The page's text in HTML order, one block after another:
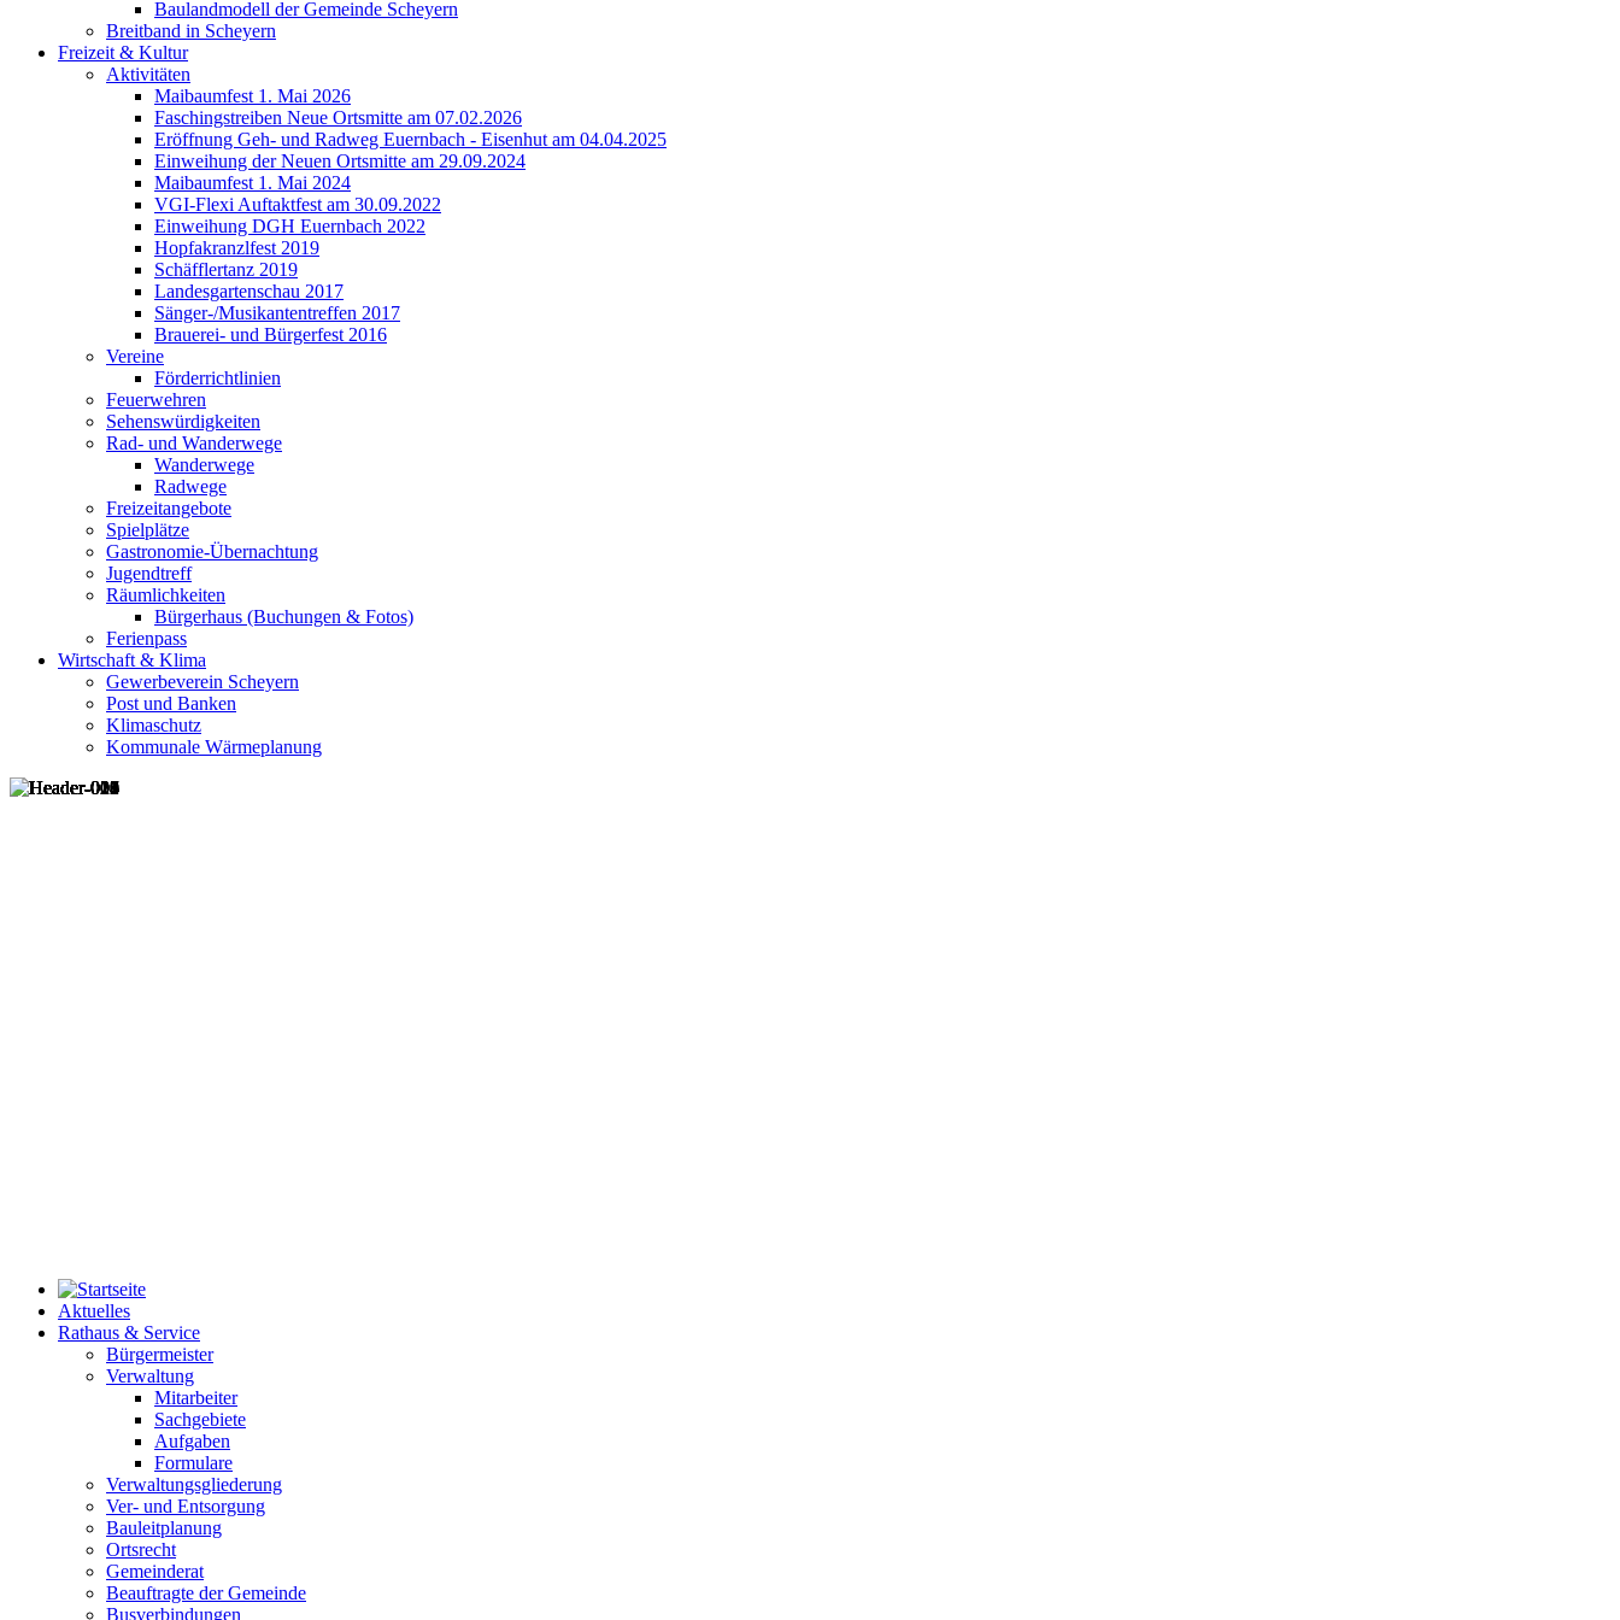
Baulandmodell der Gemeinde Scheyern
Breitband in Scheyern
Freizeit & Kultur
Aktivitäten
Maibaumfest 1. Mai 2026
Faschingstreiben Neue Ortsmitte am 07.02.2026
Eröffnung Geh- und Radweg Euernbach - Eisenhut am 04.04.2025
Einweihung der Neuen Ortsmitte am 29.09.2024
Maibaumfest 1. Mai 2024
VGI-Flexi Auftaktfest am 30.09.2022
Einweihung DGH Euernbach 2022
Hopfakranzlfest 2019
Schäfflertanz 2019
Landesgartenschau 2017
Sänger-/Musikantentreffen 2017
Brauerei- und Bürgerfest 2016
Vereine
Förderrichtlinien
Feuerwehren
Sehenswürdigkeiten
Rad- und Wanderwege
Wanderwege
Radwege
Freizeitangebote
Spielplätze
Gastronomie-Übernachtung
Jugendtreff
Räumlichkeiten
Bürgerhaus (Buchungen & Fotos)
Ferienpass
Wirtschaft & Klima
Gewerbeverein Scheyern
Post und Banken
Klimaschutz
Kommunale Wärmeplanung
Aktuelles
Rathaus & Service
Bürgermeister
Verwaltung
Mitarbeiter
Sachgebiete
Aufgaben
Formulare
Verwaltungsgliederung
Ver- und Entsorgung
Bauleitplanung
Ortsrecht
Gemeinderat
Beauftragte der Gemeinde
Busverbindungen